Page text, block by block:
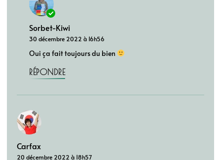
Sorbet-Kiwi
30 décembre 2022 à 16h56
Oui ça fait toujours du bien
RÉPONDRE
Carfax
20 décembre 2022 à 18h57